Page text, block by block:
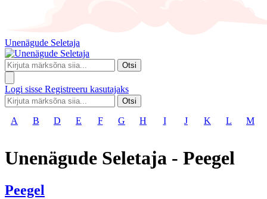
Unenägude Seletaja
Otsi
Logi sisse Registreeru kasutajaks
Otsi
A B D E F G H I J K L M
Unenägude Seletaja - Peegel
Peegel